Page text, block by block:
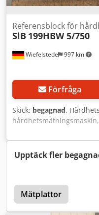
Wiefelstede 997 km
Referensblock för
SiB 199HBW 5/750
Förfråga
Skick: begagnad,
hårdhetsmätare, slag-
hårdhet, testblock,
Credpek Egkwsfx Aitjf -
hårdhet / testblock -Typ:
Upptäck fler
Mätplattor